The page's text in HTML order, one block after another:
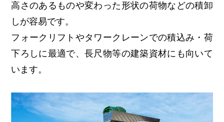
高さのあるものや変わった形状の荷物などの積卸
しが容易です。
フォークリフトやタワークレーンでの積込み・荷
下ろしに最適で、長尺物等の建築資材にも向いて
います。